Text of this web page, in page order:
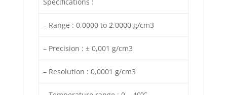
– Range : 0,0000 to 2,0000 g/cm3
– Precision : ± 0,001 g/cm3
– Resolution : 0,0001 g/cm3